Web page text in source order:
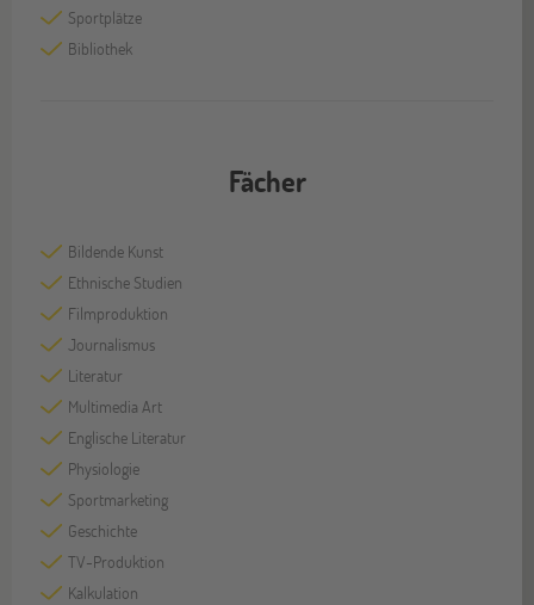
Sportplätze
Bibliothek
Fächer
Bildende Kunst
Ethnische Studien
Filmproduktion
Journalismus
Literatur
Multimedia Art
Englische Literatur
Physiologie
Sportmarketing
Geschichte
TV-Produktion
Kalkulation